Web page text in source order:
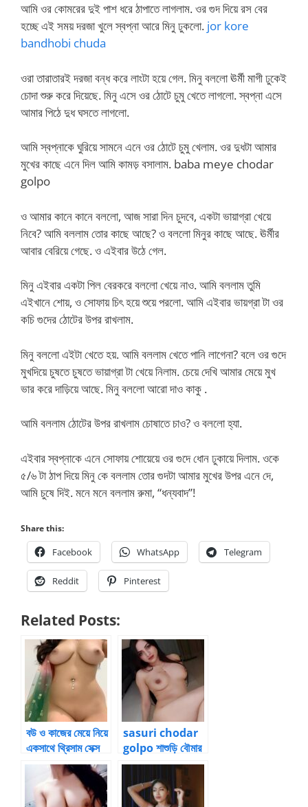
আমি ওর কোমরের দুই পাশ ধরে ঠাপাতে লাগলাম. ওর গুদ দিয়ে রস বের
হচ্ছে এই সময় দরজা খুলে স্বপ্না আরে মিনু ঢুকলো. jor kore
bandhobi chuda
ওরা তারাতারই দরজা বন্ধ করে লাংটা হয়ে গেল. মিনু বললো ঊর্মী মাগী ঢুকেই
চোদা শুরু করে দিয়েছে. মিনু এসে ওর ঠোটে চুমু খেতে লাগলো. স্বপ্না এসে
আমার পিঠে দুধ ঘসতে লাগলো.
আমি স্বপ্নাকে ঘুরিয়ে সামনে এনে ওর ঠোটে চুমু খেলাম. ওর দুধটা আমার
মুখের কাছে এনে দিল আমি কামড় বসালাম. baba meye chodar
golpo
ও আমার কানে কানে বললো, আজ সারা দিন চুদবে, একটা ভায়াগ্রা খেয়ে
নিবে? আমি বললাম তোর কাছে আছে? ও বললো মিনুর কাছে আছে. ঊর্মীর
আবার বেরিয়ে গেছে. ও এইবার উঠে গেল.
মিনু এইবার একটা পিল বেরকরে বললো খেয়ে নাও. আমি বললাম তুমি
এইখানে শোয়, ও সোফায় চিৎ হয়ে শুয়ে পরলো. আমি এইবার ভায়গ্রা টা ওর
কচি গুদের ঠোটের উপর রাখলাম.
মিনু বললো এইটা খেতে হয়. আমি বললাম খেতে পানি লাগেনা? বলে ওর গুদে
মুখদিয়ে চুষতে চুষতে ভায়াগ্রা টা খেয়ে নিলাম. চেয়ে দেখি আমার মেয়ে মুখ
ভার করে দাড়িয়ে আছে. মিনু বললো আরো দাও কাকু .
আমি বললাম ঠোটের উপর রাখলাম চোষাতে চাও? ও বললো হ্যা.
এইবার স্বপ্নাকে এনে সোফায় শোয়েয়ে ওর গুদে ধোন ঢুকায়ে দিলাম. ওকে
৫/৬ টা ঠাপ দিয়ে মিনু কে বললাম তোর গুদটা আমার মুখের উপর এনে দে,
আমি চুষে দিই. মনে মনে বললাম রুমা, “ধন্যবাদ”!
Share this:
Facebook WhatsApp Telegram
Reddit Pinterest
Related Posts:
বউ ও কাজের মেয়ে নিয়ে
একসাথে থ্রিসাম সেক্স
বাংলা চটি
sasuri chodar
golpo শাশুড়ি বৌমার
চোদার গল্প ১